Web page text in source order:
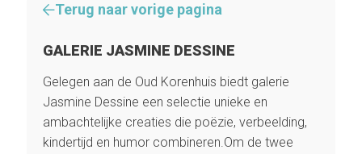
Terug naar vorige pagina
GALERIE JASMINE DESSINE
Gelegen aan de Oud Korenhuis biedt galerie
Jasmine Dessine een selectie unieke en
ambachtelijke creaties die poëzie, verbeelding,
kindertijd en humor combineren.Om de twee